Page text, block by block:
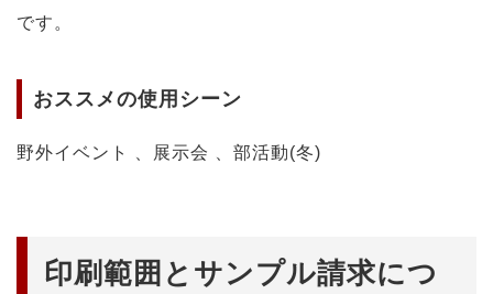
です。
おススメの使用シーン
野外イベント 、展示会 、部活動(冬)
印刷範囲とサンプル請求につ